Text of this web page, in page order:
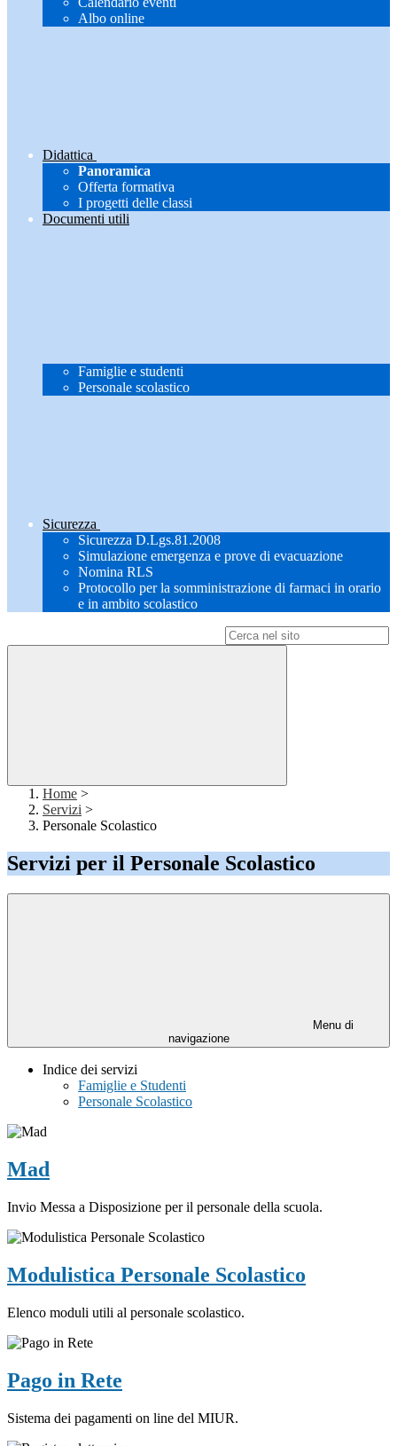
Albo online
Didattica
Panoramica
Offerta formativa
I progetti delle classi
Documenti utili
Famiglie e studenti
Personale scolastico
Sicurezza
Sicurezza D.Lgs.81.2008
Simulazione emergenza e prove di evacuazione
Nomina RLS
Protocollo per la somministrazione di farmaci in orario
e in ambito scolastico
Home >
Servizi >
Personale Scolastico
Servizi per il Personale Scolastico
Menu di
navigazione
Indice dei servizi
Famiglie e Studenti
Personale Scolastico
Mad
Invio Messa a Disposizione per il personale della scuola.
Modulistica Personale Scolastico
Elenco moduli utili al personale scolastico.
Pago in Rete
Sistema dei pagamenti on line del MIUR.